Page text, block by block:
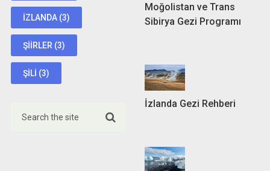
İZLANDA(3)
ŞIIRLER (3)
ŞILI (3)
Moğolistan ve Trans
Sibirya Gezi Programı
İzlanda Gezi Rehberi